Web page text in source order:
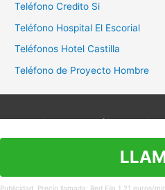
Teléfono Credito Si
Teléfono Hospital El Escorial
Teléfonos Hotel Castilla
Teléfono de Proyecto Hombre
Aviso legal Política de
Copyright © 2026
Publicidad. Precio llamada: Red Fija 1,21 euros/